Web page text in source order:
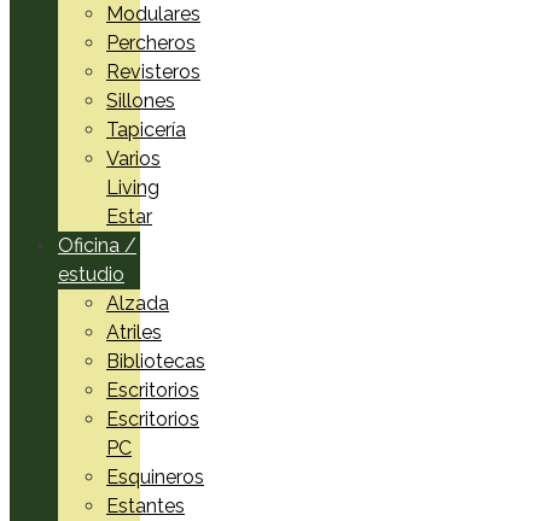
Modulares
Percheros
Revisteros
Sillones
Tapicería
Varios
Living
Estar
Oficina /
estudio
Alzada
Atriles
Bibliotecas
Escritorios
Escritorios
PC
Esquineros
Estantes